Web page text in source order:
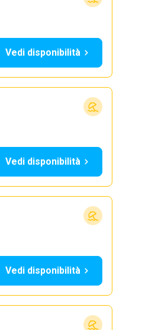
Vedi disponibilità
Vedi disponibilità
Vedi disponibilità